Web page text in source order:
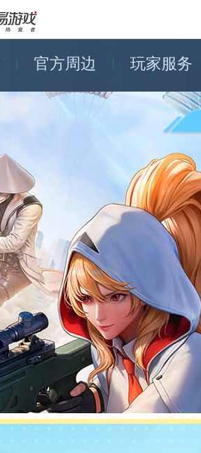
客服中心
官方周边 玩家服务